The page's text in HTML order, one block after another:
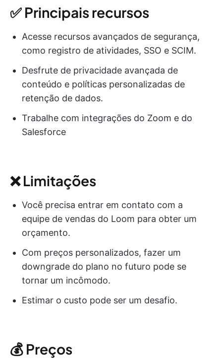
✅ Principais recursos
Acesse recursos avançados de segurança,
como registro de atividades, SSO e SCIM.
Desfrute de privacidade avançada de
conteúdo e políticas personalizadas de
retenção de dados.
Trabalhe com integrações do Zoom e do
Salesforce
❌ Limitações
Você precisa entrar em contato com a
equipe de vendas do Loom para obter um
orçamento.
Com preços personalizados, fazer um
downgrade do plano no futuro pode se
tornar um incômodo.
Estimar o custo pode ser um desafio.
💰 Preços